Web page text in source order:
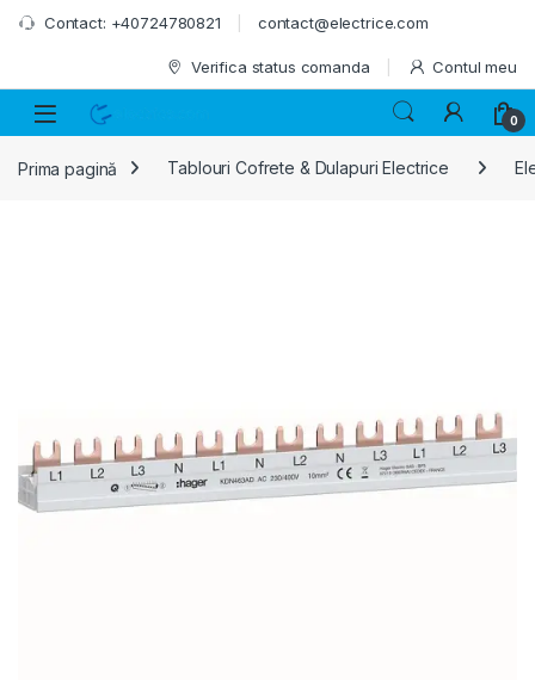
Skip to navigation
Skip to content
Contact: +40724780821 contact@electrice.com
Verifica status comanda Contul meu
0
Prima pagină Tablouri Cofrete & Dulapuri Electrice